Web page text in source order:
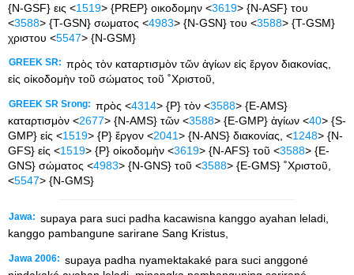
{N-GSF} εις <1519> {PREP} οικοδομην <3619> {N-ASF} του
<3588> {T-GSN} σωματος <4983> {N-GSN} του <3588> {T-GSM}
χριστου <5547> {N-GSM}
GREEK SR: πρὸς τὸν καταρτισμὸν τῶν ἁγίων εἰς ἔργον διακονίας,
εἰς οἰκοδομὴν τοῦ σώματος τοῦ ˚Χριστοῦ,
GREEK SR Srong: πρὸς <4314> {P} τὸν <3588> {E-AMS}
καταρτισμὸν <2677> {N-AMS} τῶν <3588> {E-GMP} ἁγίων <40> {S-
GMP} εἰς <1519> {P} ἔργον <2041> {N-ANS} διακονίας, <1248> {N-
GFS} εἰς <1519> {P} οἰκοδομὴν <3619> {N-AFS} τοῦ <3588> {E-
GNS} σώματος <4983> {N-GNS} τοῦ <3588> {E-GMS} ˚Χριστοῦ,
<5547> {N-GMS}
Jawa: supaya para suci padha kacawisna kanggo ayahan leladi,
kanggo pambangune sarirane Sang Kristus,
Jawa 2006: supaya padha nyamektakaké para suci anggoné